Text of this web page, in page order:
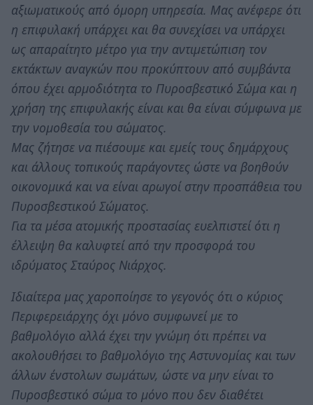
αξιωματικούς από όμορη υπηρεσία. Μας ανέφερε ότι
η επιφυλακή υπάρχει και θα συνεχίσει να υπάρχει
ως απαραίτητο μέτρο για την αντιμετώπιση τον
εκτάκτων αναγκών που προκύπτουν από συμβάντα
όπου έχει αρμοδιότητα το Πυροσβεστικό Σώμα και η
χρήση της επιφυλακής είναι και θα είναι σύμφωνα με
την νομοθεσία του σώματος.
Μας ζήτησε να πιέσουμε και εμείς τους δημάρχους
και άλλους τοπικούς παράγοντες ώστε να βοηθούν
οικονομικά και να είναι αρωγοί στην προσπάθεια του
Πυροσβεστικού Σώματος.
Για τα μέσα ατομικής προστασίας ευελπιστεί ότι η
έλλειψη θα καλυφτεί από την προσφορά του
ιδρύματος Σταύρος Νιάρχος.
Ιδιαίτερα μας χαροποίησε το γεγονός ότι ο κύριος
Περιφερειάρχης όχι μόνο συμφωνεί με το
βαθμολόγιο αλλά έχει την γνώμη ότι πρέπει να
ακολουθήσει το βαθμολόγιο της Αστυνομίας και των
άλλων ένστολων σωμάτων, ώστε να μην είναι το
Πυροσβεστικό σώμα το μόνο που δεν διαθέτει